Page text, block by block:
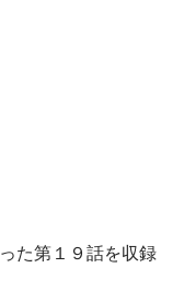
た第１９話を収録